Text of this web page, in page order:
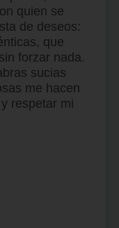
quien se
de deseos:
que
forzar nada.
sucias
me hacen
respetar mi